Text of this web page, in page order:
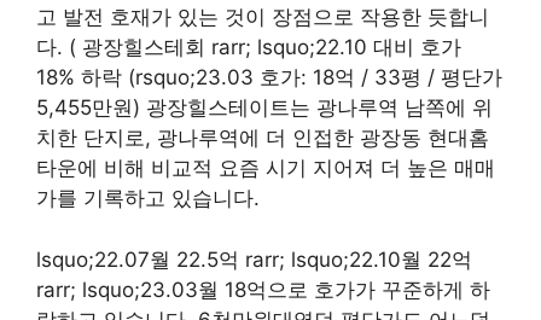
고 발전 호재가 있는 것이 장점으로 작용한 듯합니
다. ( 광장힐스테회 rarr; lsquo;22.10 대비 호가
18% 하락 (rsquo;23.03 호가: 18억 / 33평 / 평단가
5,455만원) 광장힐스테이트는 광나루역 남쪽에 위
치한 단지로, 광나루역에 더 인접한 광장동 현대홈
타운에 비해 비교적 요즘 시기 지어져 더 높은 매매
가를 기록하고 있습니다.
lsquo;22.07월 22.5억 rarr; lsquo;22.10월 22억
rarr; lsquo;23.03월 18억으로 호가가 꾸준하게 하